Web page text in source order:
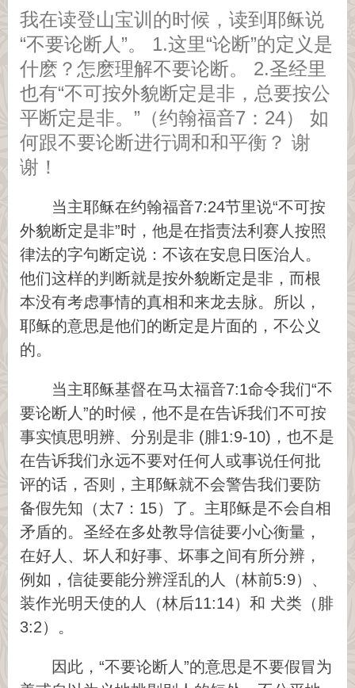
我在读登山宝训的时候，读到耶稣说
“不要论断人”。 1.这里“论断”的定义是
什麽？怎麽理解不要论断。 2.圣经里
也有“不可按外貌断定是非，总要按公
平断定是非。”（约翰福音7：24） 如
何跟不要论断进行调和和平衡？ 谢
谢！
当主耶稣在约翰福音7:24节里说“不可按
外貌断定是非”时，他是在指责法利赛人按照
律法的字句断定说：不该在安息日医治人。
他们这样的判断就是按外貌断定是非，而根
本没有考虑事情的真相和来龙去脉。所以，
耶稣的意思是他们的断定是片面的，不公义
的。
当主耶稣基督在马太福音7:1命令我们“不
要论断人”的时候，他不是在告诉我们不可按
事实慎思明辨、分别是非 (腓1:9-10)，也不是
在告诉我们永远不要对任何人或事说任何批
评的话，否则，主耶稣就不会警告我们要防
备假先知（太7：15）了。主耶稣是不会自相
矛盾的。圣经在多处教导信徒要小心衡量，
在好人、坏人和好事、坏事之间有所分辨，
例如，信徒要能分辨淫乱的人（林前5:9）、
装作光明天使的人（林后11:14）和 犬类（腓
3:2）。
因此，“不要论断人”的意思是不要假冒为